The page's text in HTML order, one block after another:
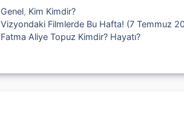
Kategoriler
Genel, Kim Kimdir?
Vizyondaki Filmlerde Bu Hafta! (7 Temmuz
Fatma Aliye Topuz Kimdir? Hayatı?